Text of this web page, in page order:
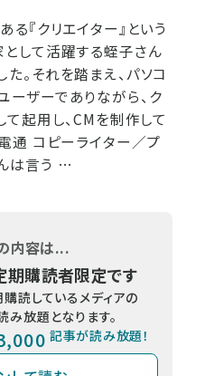
る『クリエイター』という
して活躍する蛭子さん
。それを踏まえ、パソコ
ザーでありながら、ク
て起用し、CMを制作して
通 コピーライター／プ
は言う …
内容は...
期購読者限定です
購読しているメディアの
放題となります。
記事が読み放題！